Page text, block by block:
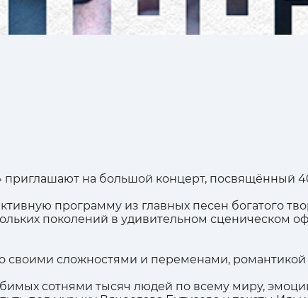
приглашают на большой концерт, посвящённый
программу из главных песен богатого
поколений в удивительном сценическом
своими сложностями и переменами,
сотнями тысяч людей по всему миру,